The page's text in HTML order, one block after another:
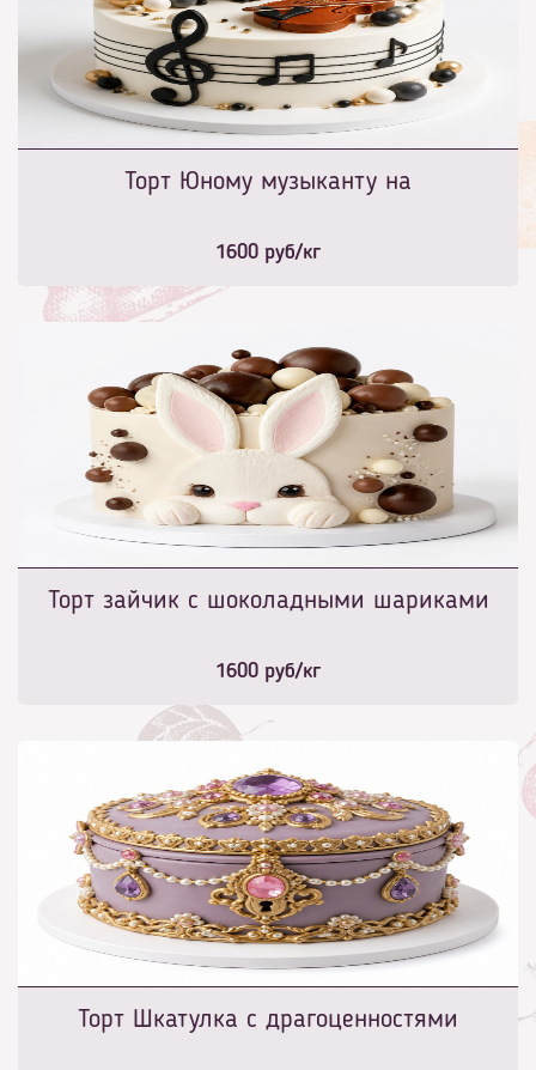
Торт Юному музыканту на
1600 руб/кг
Торт зайчик с шоколадными шариками
1600 руб/кг
Торт Шкатулка с драгоценностями